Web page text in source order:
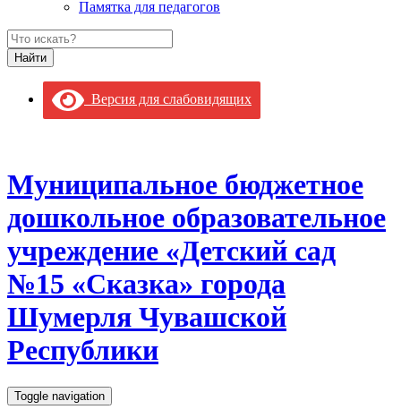
Памятка для педагогов
Версия для слабовидящих
Муниципальное бюджетное
дошкольное образовательное
учреждение «Детский сад
№15 «Сказка» города
Шумерля Чувашской
Республики
Toggle navigation